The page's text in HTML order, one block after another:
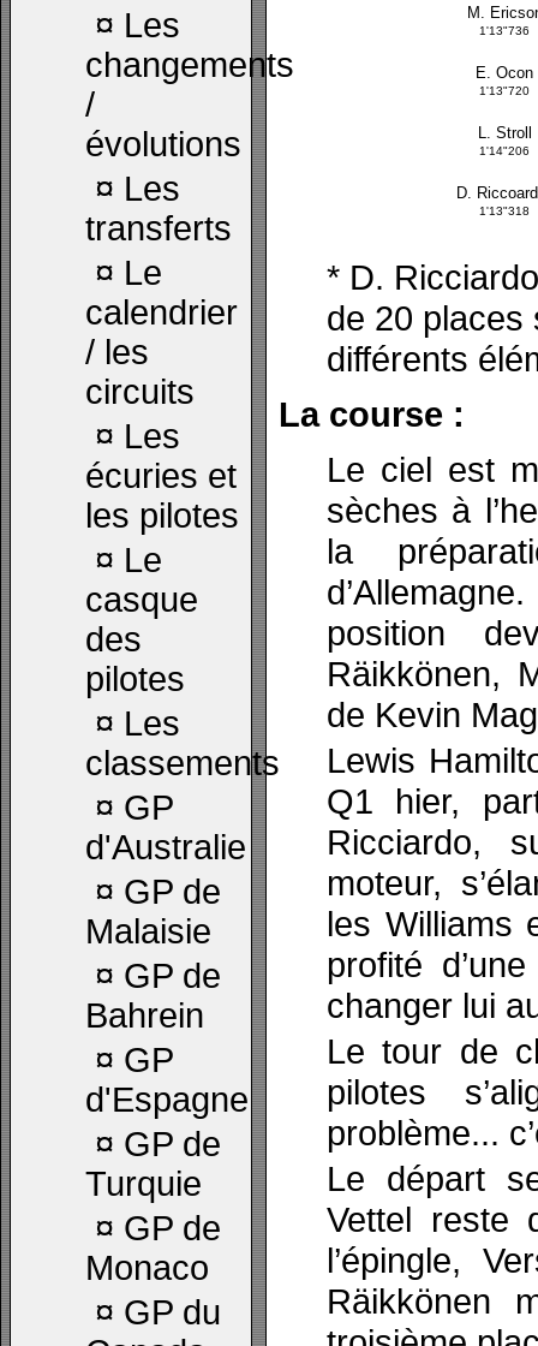
¤ Les
changements
/
évolutions
¤ Les
transferts
¤ Le
calendrier
/ les
circuits
¤ Les
écuries et
les pilotes
¤ Le
casque
des
pilotes
¤ Les
classements
¤ GP
d'Australie
¤ GP de
Malaisie
¤ GP de
Bahrein
¤ GP
d'Espagne
¤ GP de
Turquie
¤ GP de
Monaco
¤ GP du
M.
1'13"736
E. Ocon
1'13"720
L. Stroll
1'14"206
D.
1'13"318
* D.
de 20 places
différents
La course :
Le ciel est
sèches à
la
position
Räikkönen,
de Kevin
Lewis
Q1 hier,
Ricciardo,
moteur,
les Williams
profité
changer lui
Le tour de
pilotes
problème...
Le départ
Vettel reste
l’épingle,
Räikkönen